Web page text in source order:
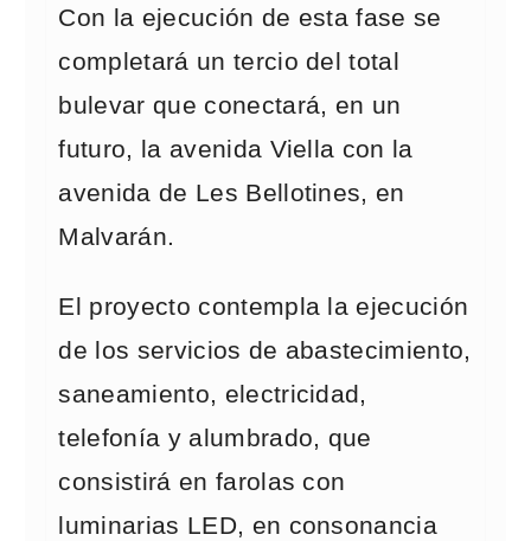
Con la ejecución de esta fase se
completará un tercio del total
bulevar que conectará, en un
futuro, la avenida Viella con la
avenida de Les Bellotines, en
Malvarán.
El proyecto contempla la ejecución
de los servicios de abastecimiento,
saneamiento, electricidad,
telefonía y alumbrado, que
consistirá en farolas con
luminarias LED, en consonancia